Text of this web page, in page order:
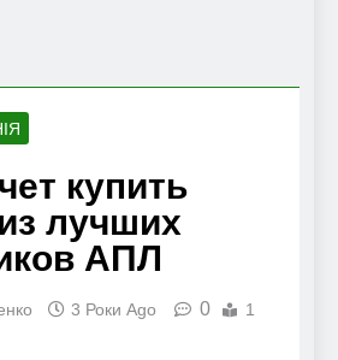
купить
лучших
АПЛ
3 Роки Ago 0
1